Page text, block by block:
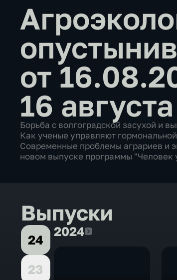
от
16
Борьба с волгоградской засухой и
Как ученые управляют
Современные проблемы аграриев и
новом выпуске программы "Человек
Выпуски
24
23
20242024